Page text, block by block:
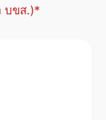
บขส.)*